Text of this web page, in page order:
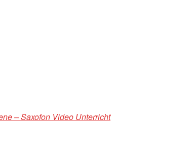
– Saxofon Video Unterricht